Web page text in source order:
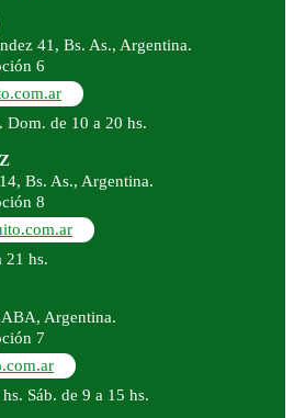
41, Bs. As., Argentina.
6
Dom. de 10 a 20 hs.
Bs. As., Argentina.
8
21 hs.
Argentina.
7
Sáb. de 9 a 15 hs.